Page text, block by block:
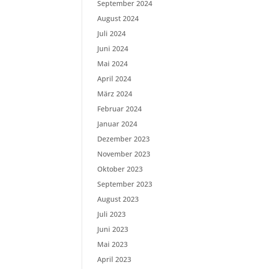
September 2024
August 2024
Juli 2024
Juni 2024
Mai 2024
April 2024
März 2024
Februar 2024
Januar 2024
Dezember 2023
November 2023
Oktober 2023
September 2023
August 2023
Juli 2023
Juni 2023
Mai 2023
April 2023